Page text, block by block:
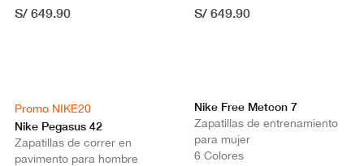
S/ 649.90 S/ 649.90
Promo NIKE20
Nike Pegasus 42
Zapatillas de correr en
pavimento para hombre
Nike Free Metcon 7
Zapatillas de entrenamiento
para mujer
6 Colores